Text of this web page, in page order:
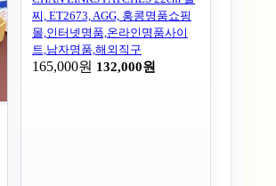
찌, ET2673, AGG, 홍콩명품쇼핑
몰,인터넷명품,온라인명품사이
트,남자명품,해외직구
165,000원 132,000원